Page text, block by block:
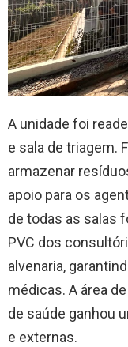
A unidade foi
e sala de triagem.
armazenar
apoio para os
de todas as salas
PVC dos
alvenaria,
médicas. A área
de saúde ganhou
e externas.